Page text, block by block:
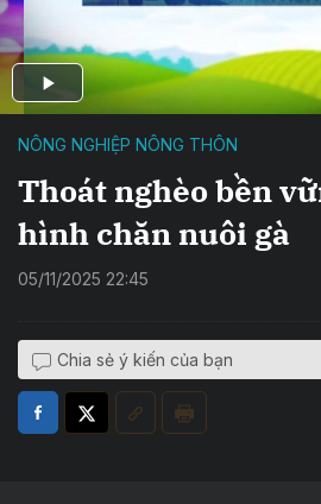
NÔNG NGHIỆP NÔNG THÔN
Thoát nghèo bền
hình chăn nuôi gà
05/11/2025 22:45
Chia sẻ ý kiến của bạn